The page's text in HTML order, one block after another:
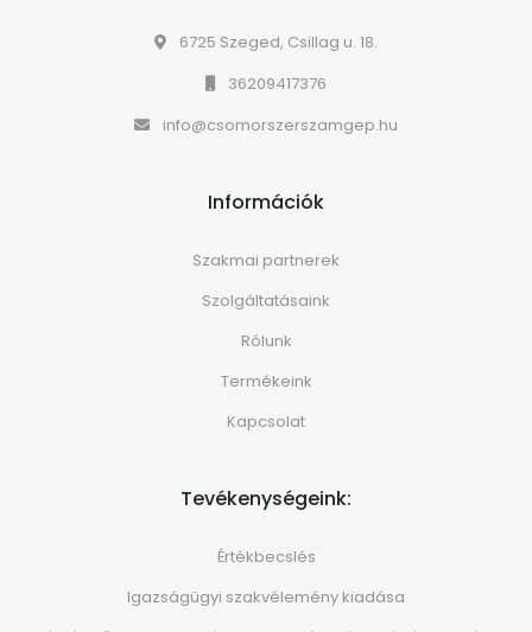
6725 Szeged, Csillag u. 18.
36209417376
info@csomorszerszamgep.hu
Információk
Szakmai partnerek
Szolgáltatásaink
Rólunk
Termékeink
Kapcsolat
Tevékenységeink:
Értékbecslés
Igazságügyi szakvélemény kiadása